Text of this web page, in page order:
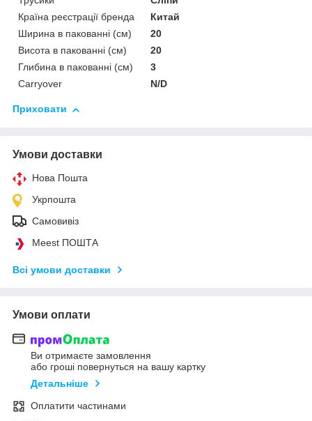
Країна реєстрації бренда
Китай
Ширина в пакованні (см)
20
Висота в пакованні (см)
20
Глибина в пакованні (см)
3
Сarryover
N/D
Приховати
Умови доставки
Нова Пошта
Укрпошта
Самовивіз
Meest ПОШТА
Всі умови доставки
Умови оплати
Ви отримаєте замовлення
або гроші повернуться на вашу картку
Детальніше
Оплатити частинами